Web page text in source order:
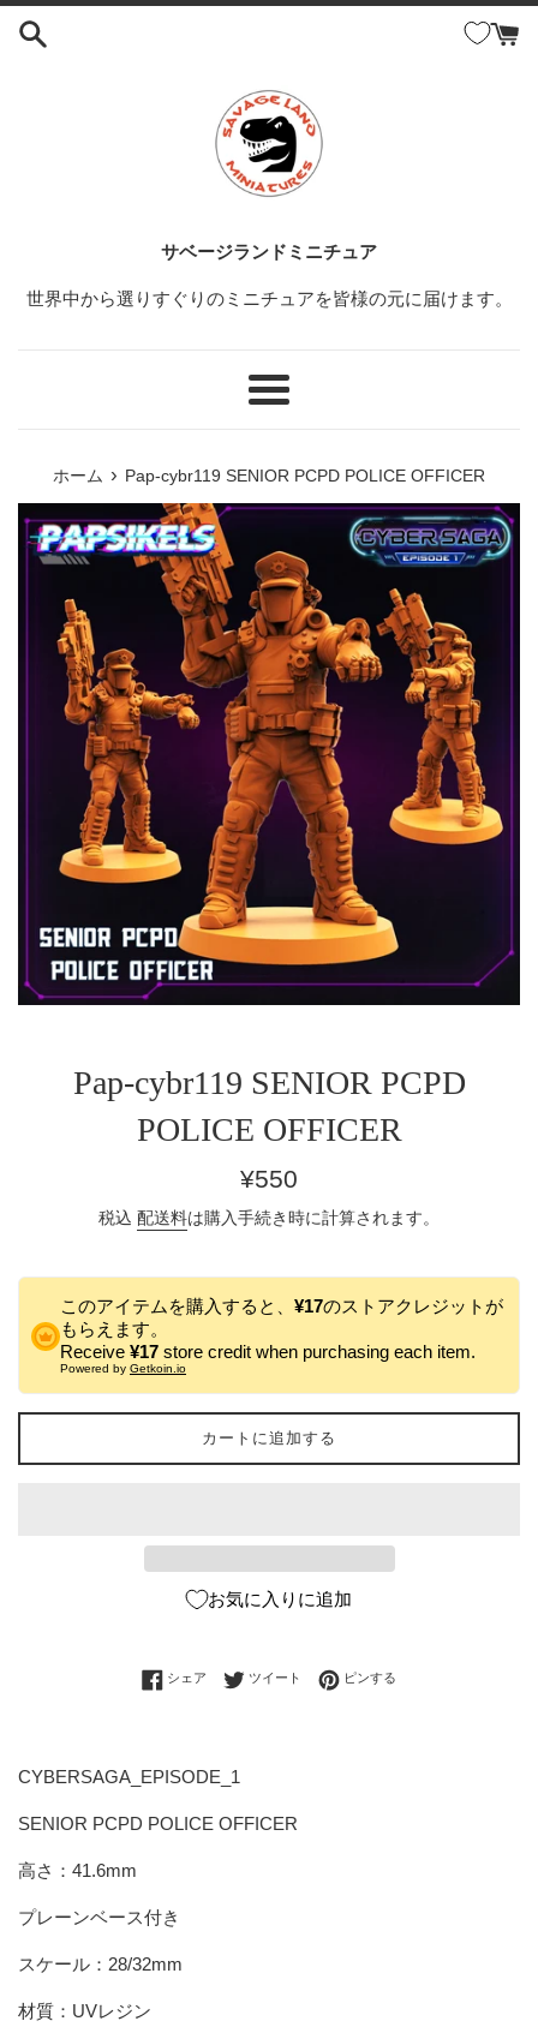
コ
サベージランドミニチュア
世界中から選りすぐりのミニチュアを皆様の元に届けます。
メ
ホーム › Pap-cybr119 SENIOR PCPD POLICE OFFICER
Pap-cybr119 SENIOR PCPD
POLICE OFFICER
通
価
¥550
税込 配送料は購入手続き時に計算されます。
このアイテムを購入すると、 ¥17のストアクレジットが
もらえます。
Receive ¥17 store credit when purchasing each item.
Powered by Getkoin.io
カートに追加する
お気に入りに追加
シェア Facebookでシェアする
ツイート Twitterに投稿する
ピンする
CYBERSAGA_EPISODE_1
SENIOR PCPD POLICE OFFICER
高さ：41.6mm
プレーンベース付き
スケール：28/32mm
材質：UVレジン